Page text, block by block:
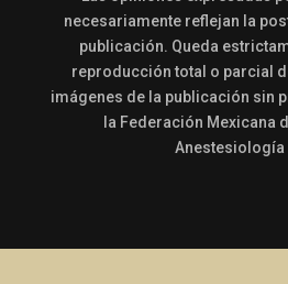
necesariamente reflejan la
publicación. Queda
reproducción total o parcial
imágenes de la publicación sin
la Federación Mexicana
Anestesiología